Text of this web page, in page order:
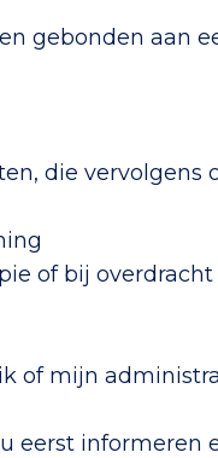
gebonden aan
die vervolgens
of bij
of mijn
eerst informeren